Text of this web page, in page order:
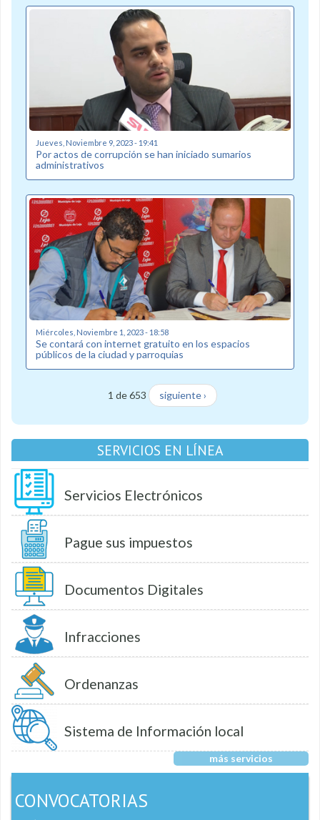
Jueves, Noviembre 9, 2023 - 19:41
Por actos de corrupción se han iniciado sumarios
administrativos
Miércoles, Noviembre 1, 2023 - 18:58
Se contará con internet gratuito en los espacios
públicos de la ciudad y parroquias
1 de 653 siguiente ›
SERVICIOS EN LÍNEA
Servicios Electrónicos
Pague sus impuestos
Documentos Digitales
Infracciones
Ordenanzas
Sistema de Información local
más servicios
CONVOCATORIAS